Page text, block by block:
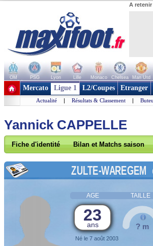
A retenir
OM PSG Lyon Lille Monaco Chelsea Man Utd
+ de clubs
Mercato Ligue 1 L2/Coupes Etranger
Actualité | Résultats & Classement |
Yannick CAPPELLE
Fiche d'identité Bilan et Matchs saison
ZULTE-WAREGEM
AGE TAILLE
23
ans
Né le 7 août 2003
? m